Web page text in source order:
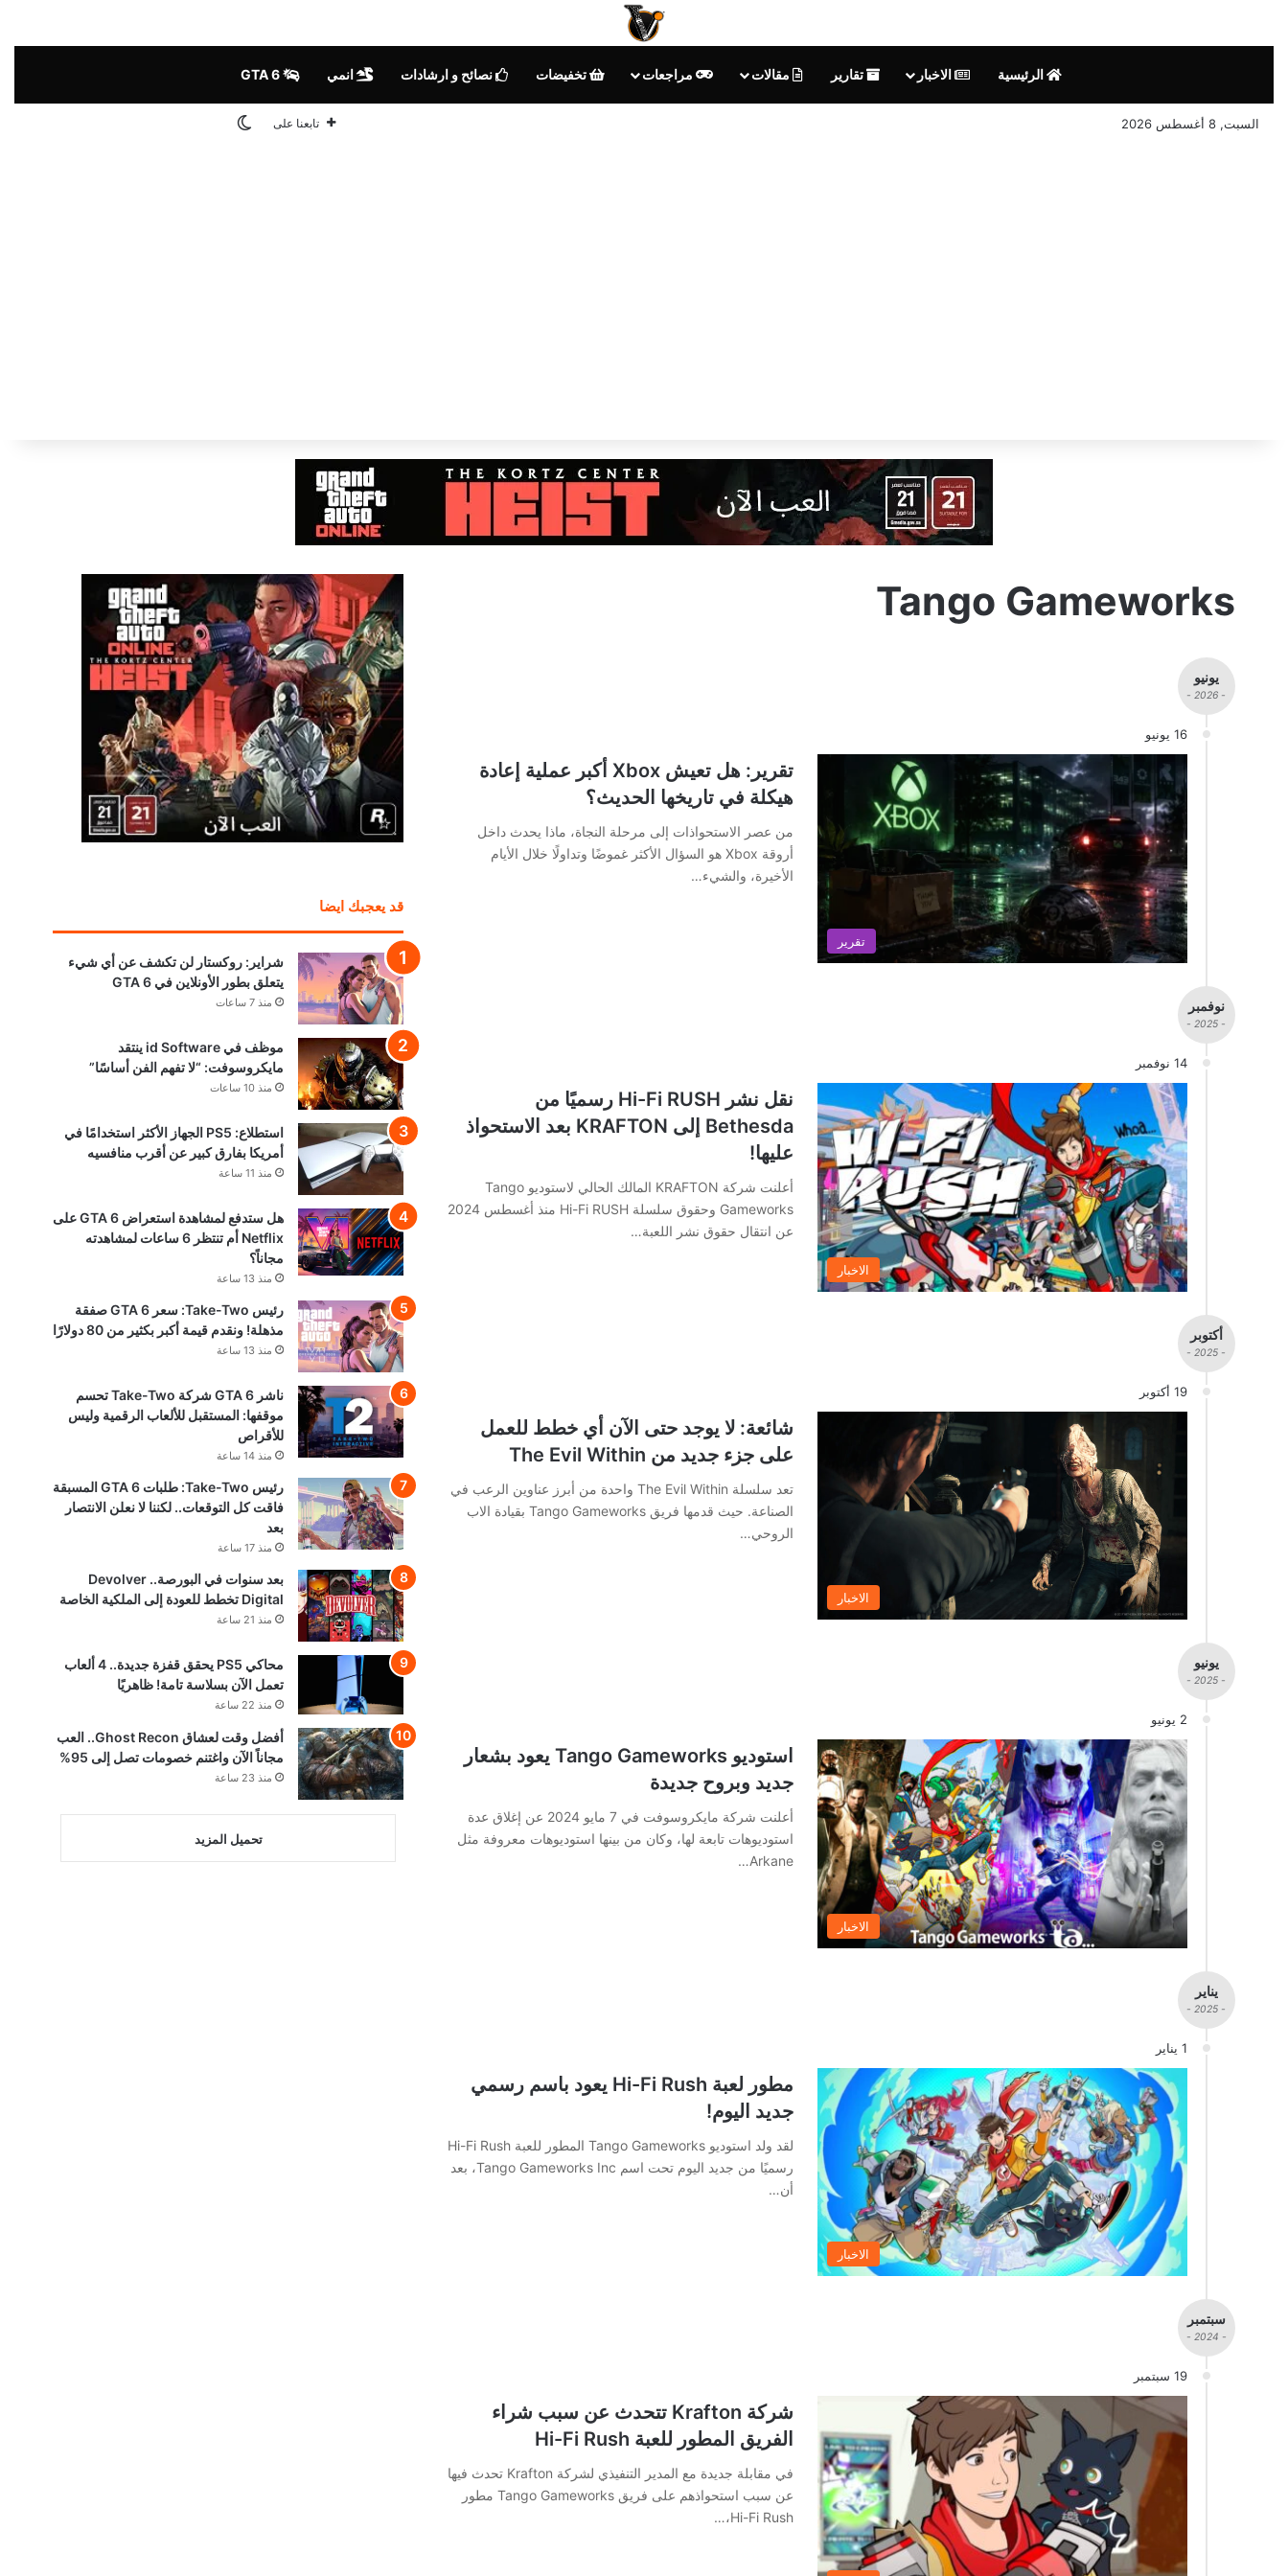
الرئيسية الاخبار تقارير مقالات مراجعات تخفيضات نصائح و ارشادات انمي
السبت, 8 أغسطس 2026 تابعنا على الوضع المظلم
Tango Gameworks
يونيو
- 2026 -
16 يونيو
تقرير
تقرير: هل تعيش Xbox أكبر عملية إعادة
هيكلة في تاريخها الحديث؟
من عصر الاستحواذات إلى مرحلة النجاة، ماذا يحدث داخل
أروقة Xbox هو السؤال الأكثر غموضًا وتداولًا خلال الأيام
الأخيرة، والشيء…
نوفمبر
- 2025 -
14 نوفمبر
الاخبار
نقل نشر Hi-Fi RUSH رسميًا من
Bethesda إلى KRAFTON بعد الاستحواذ
عليها!
أعلنت شركة KRAFTON المالك الحالي لاستوديو Tango
Gameworks وحقوق سلسلة Hi-Fi RUSH منذ أغسطس 2024
عن انتقال حقوق نشر اللعبة…
أكتوبر
- 2025 -
19 أكتوبر
الاخبار
شائعة: لا يوجد حتى الآن أي خطط للعمل
على جزء جديد من The Evil Within
تعد سلسلة The Evil Within واحدة من أبرز عناوين الرعب في
الصناعة. حيث قدمها فريق Tango Gameworks بقيادة الاب
الروحي…
يونيو
- 2025 -
2 يونيو
الاخبار
استوديو Tango Gameworks يعود بشعار
جديد وبروح جديدة
أعلنت شركة مايكروسوفت في 7 مايو 2024 عن إغلاق عدة
استوديوهات تابعة لها، وكان من بينها استوديوهات معروفة مثل
Arkane…
يناير
- 2025 -
1 يناير
الاخبار
مطور لعبة Hi-Fi Rush يعود باسم رسمي
جديد اليوم!
لقد ولد استوديو Tango Gameworks المطور للعبة Hi-Fi Rush
رسميًا من جديد اليوم تحت اسم Tango Gameworks Inc، بعد
أن…
سبتمبر
- 2024 -
19 سبتمبر
شركة Krafton تتحدث عن سبب شراء
الفريق المطور للعبة Hi-Fi Rush
في مقابلة جديدة مع المدير التنفيذي لشركة Krafton تحدث فيها
عن سبب استحواذهم على فريق Tango Gameworks مطور
Hi-Fi Rush،…
قد يعجبك ايضا
شراير: روكستار لن تكشف عن أي شيء
يتعلق بطور الأونلاين في GTA 6
منذ 7 ساعات
موظف في id Software ينتقد
مايكروسوفت: “لا تفهم الفن أساسًا”
منذ 10 ساعات
استطلاع: PS5 الجهاز الأكثر استخدامًا في
أمريكا بفارق كبير عن أقرب منافسيه
منذ 11 ساعة
هل ستدفع لمشاهدة استعراض GTA 6 على
Netflix أم تنتظر 6 ساعات لمشاهدته
مجاناً؟
منذ 13 ساعة
رئيس Take-Two: سعر GTA 6 صفقة
مذهلة! ونقدم قيمة أكبر بكثير من 80 دولارًا
منذ 13 ساعة
ناشر GTA 6 شركة Take-Two تحسم
موقفها: المستقبل للألعاب الرقمية وليس
للأقراص
منذ 14 ساعة
رئيس Take-Two: طلبات GTA 6 المسبقة
فاقت كل التوقعات.. لكننا لا نعلن الانتصار
بعد
منذ 17 ساعة
بعد سنوات في البورصة.. Devolver
Digital تخطط للعودة إلى الملكية الخاصة
منذ 21 ساعة
محاكي PS5 يحقق قفزة جديدة.. 4 ألعاب
تعمل الآن بسلاسة تامة! ظاهريًا
منذ 22 ساعة
أفضل وقت لعشاق Ghost Recon.. العب
مجاناً الآن واغتنم خصومات تصل إلى 95%
منذ 23 ساعة
تحميل المزيد